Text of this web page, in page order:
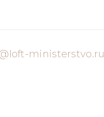
ministerstvo.ru